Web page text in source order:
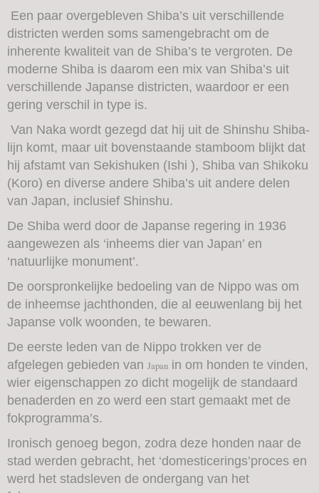
Een paar overgebleven Shiba’s uit verschillende
districten werden soms samengebracht om de
inherente kwaliteit van de Shiba’s te vergroten. De
moderne Shiba is daarom een mix van Shiba’s uit
verschillende Japanse districten, waardoor er een
gering verschil in type is.
Van Naka wordt gezegd dat hij uit de Shinshu Shiba-
lijn komt, maar uit bovenstaande stamboom blijkt dat
hij afstamt van Sekishuken (Ishi ), Shiba van Shikoku
(Koro) en diverse andere Shiba’s uit andere delen
van Japan, inclusief Shinshu.
De Shiba werd door de Japanse regering in 1936
aangewezen als ‘inheems dier van Japan’ en
‘natuurlijke monument’.
De oorspronkelijke bedoeling van de Nippo was om
de inheemse jachthonden, die al eeuwenlang bij het
Japanse volk woonden, te bewaren.
De eerste leden van de Nippo trokken ver de
afgelegen gebieden van Japan in om honden te vinden,
wier eigenschappen zo dicht mogelijk de standaard
benaderden en zo werd een start gemaakt met de
fokprogramma’s.
Ironisch genoeg begon, zodra deze honden naar de
stad werden gebracht, het ‘domesticerings’proces en
werd het stadsleven de ondergang van het